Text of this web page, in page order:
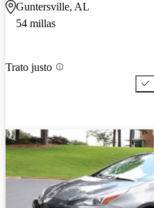
Guntersville, AL
54 millas
Trato justo